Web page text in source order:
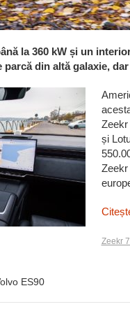
la 360 kW și un
parcă din altă galaxie,
Zeekr
și
Zeekr
Zeekr
ES90